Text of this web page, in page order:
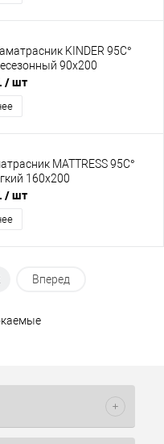
KINDER 95C°
90х200
/ шт
MATTRESS 95C°
160х200
/ шт
Вперед